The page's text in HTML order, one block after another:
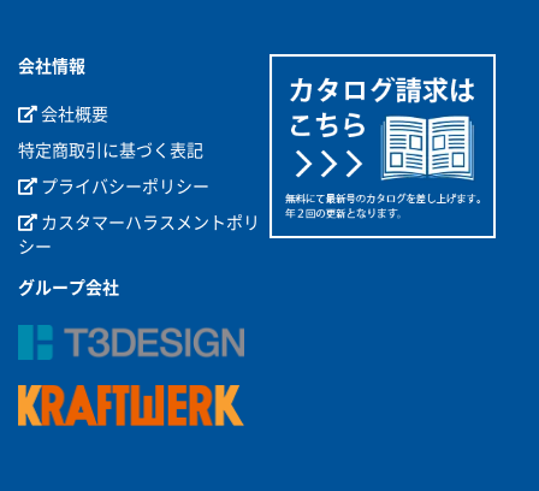
会社情報
会社概要
特定商取引に基づく表記
プライバシーポリシー
カスタマーハラスメントポリ
シー
グループ会社